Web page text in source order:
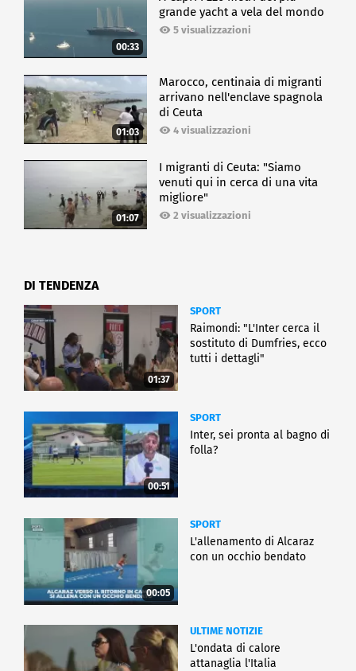
00:33
grande yacht a vela del mondo
5 visualizzazioni
01:03
Marocco, centinaia di migranti
arrivano nell'enclave spagnola
di Ceuta
4 visualizzazioni
01:07
I migranti di Ceuta: "Siamo
venuti qui in cerca di una vita
migliore"
2 visualizzazioni
DI TENDENZA
01:37
SPORT
Raimondi: "L'Inter cerca il
sostituto di Dumfries, ecco
tutti i dettagli"
00:51
SPORT
Inter, sei pronta al bagno di
folla?
00:05
SPORT
L'allenamento di Alcaraz
con un occhio bendato
ULTIME NOTIZIE
L'ondata di calore
attanaglia l'Italia